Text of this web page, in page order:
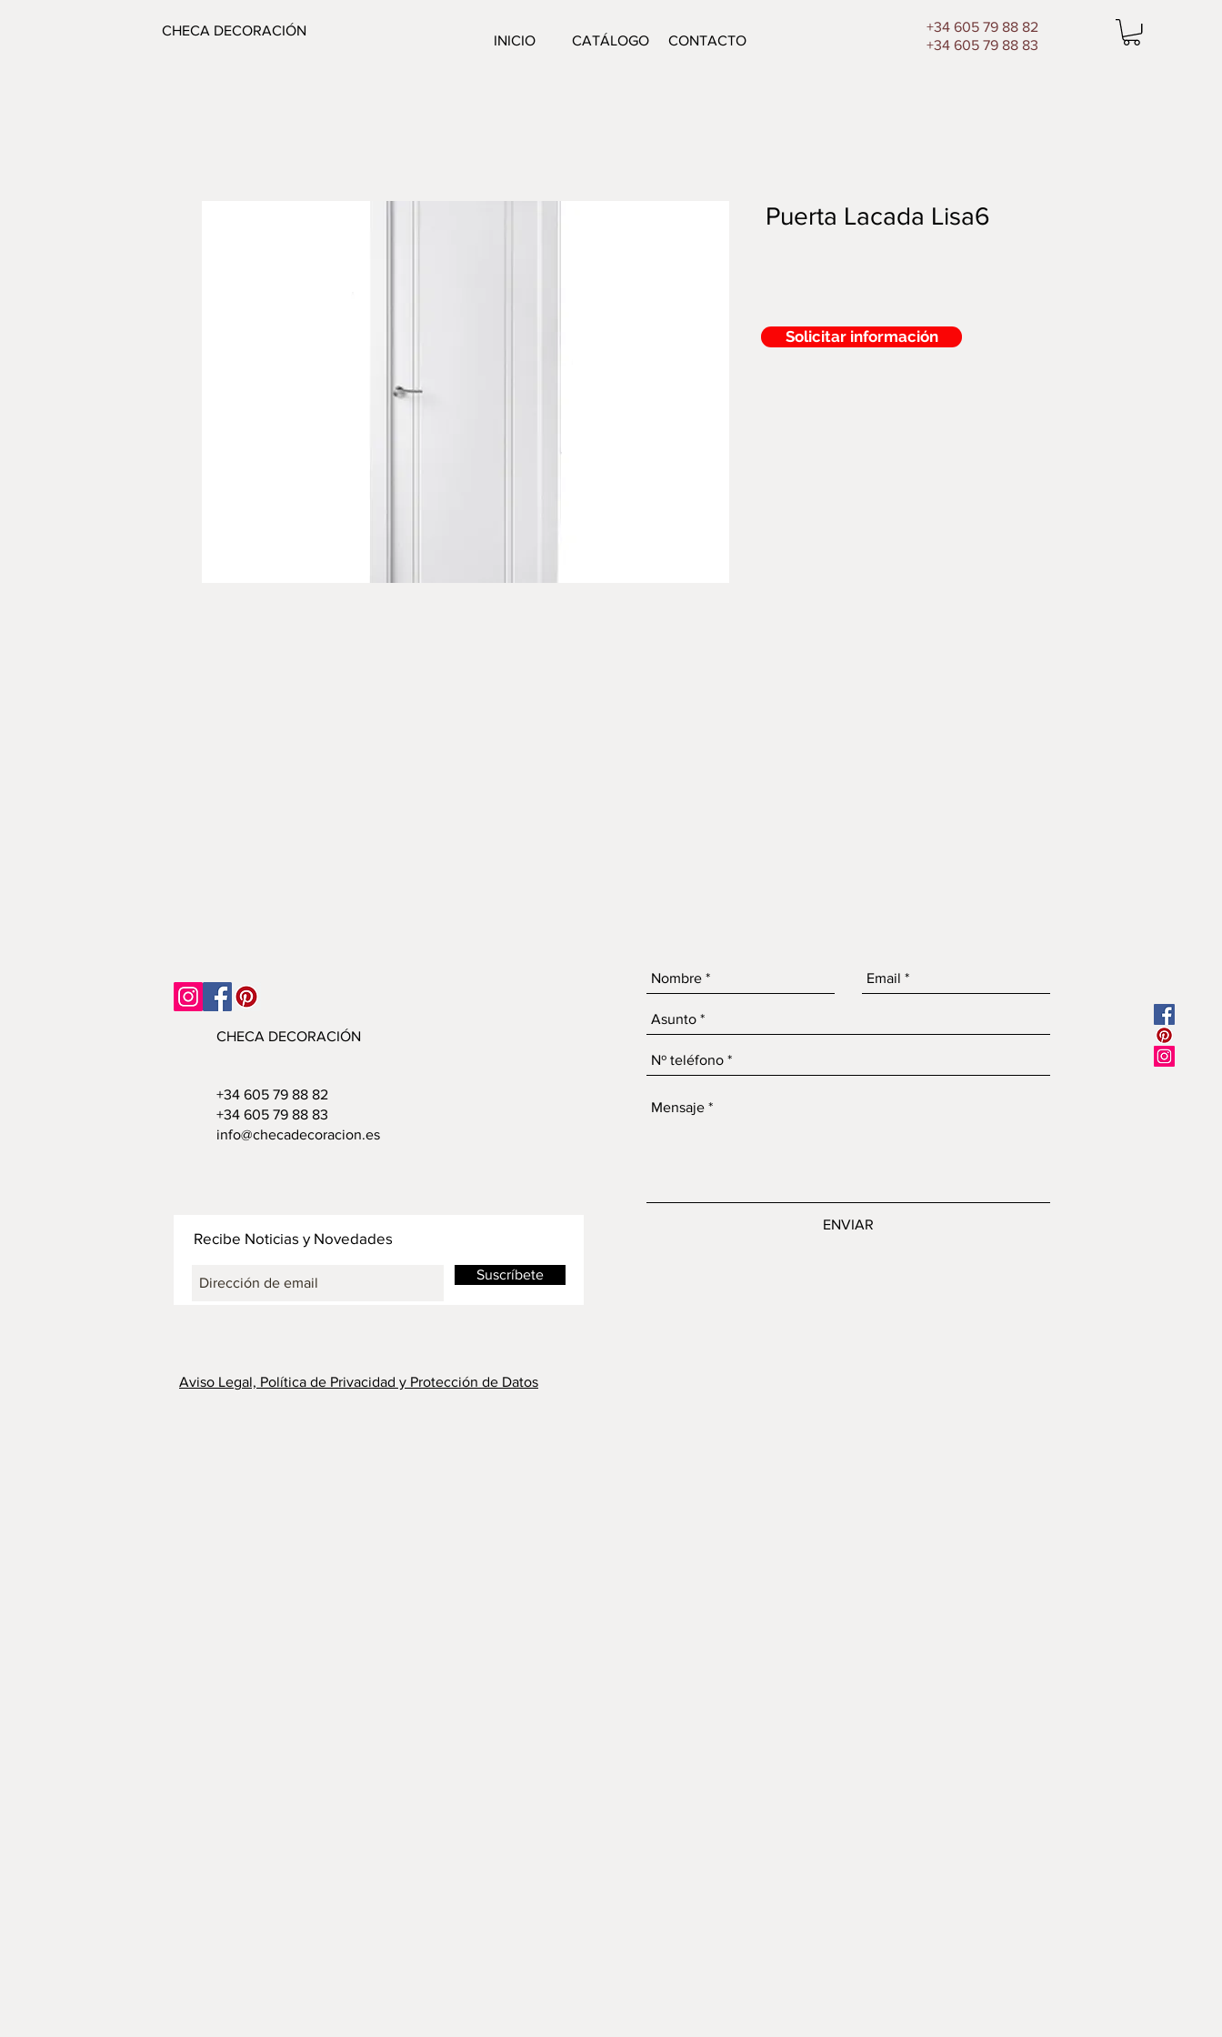
CHECA DECORACIÓN
INICIO CATÁLOGO CONTACTO
+34 605 79 88 82
+34 605 79 88 83
Puerta Lacada Lisa6
Solicitar información
CHECA DECORACIÓN
+34 605 79 88 82
+34 605 79 88 83
info@checadecoracion.es
Recibe Noticias y Novedades
Suscríbete
ENVIAR
Aviso Legal, Política de Privacidad y Protección de Datos